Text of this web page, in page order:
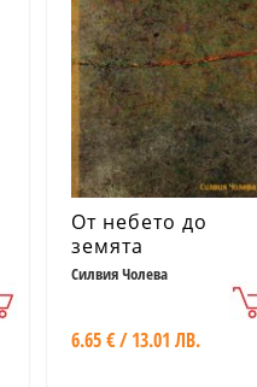
От небето до
земята
Силвия Чолева
6.65 € / 13.01 ЛВ.